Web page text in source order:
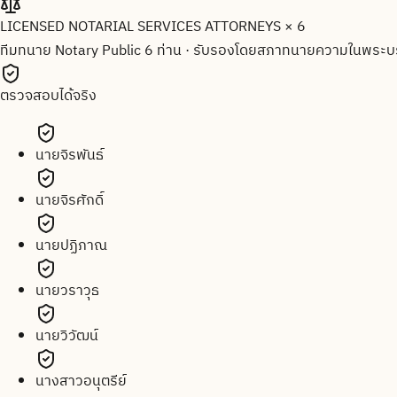
LICENSED NOTARIAL SERVICES ATTORNEYS × 6
ทีมทนาย Notary Public 6 ท่าน· รับรองโดยสภาทนายความในพระ
ตรวจสอบได้จริง
นายจิรพันธ์
นายจิรศักดิ์
นายปฏิภาณ
นายวราวุธ
นายวิวัฒน์
นางสาวอนุตรีย์